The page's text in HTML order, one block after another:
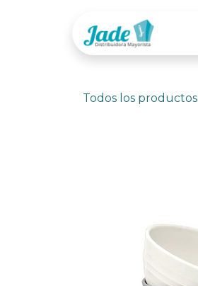
Todos los productos